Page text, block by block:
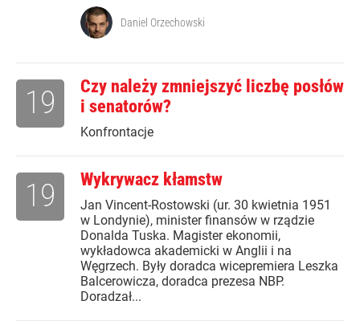
Daniel Orzechowski
Czy należy zmniejszyć liczbę posłów
i senatorów?
Konfrontacje
19
Wykrywacz kłamstw
Jan Vincent-Rostowski (ur. 30 kwietnia 1951
w Londynie), minister finansów w rządzie
Donalda Tuska. Magister ekonomii,
wykładowca akademicki w Anglii i na
Węgrzech. Były doradca wicepremiera Leszka
Balcerowicza, doradca prezesa NBP.
Doradzał...
19